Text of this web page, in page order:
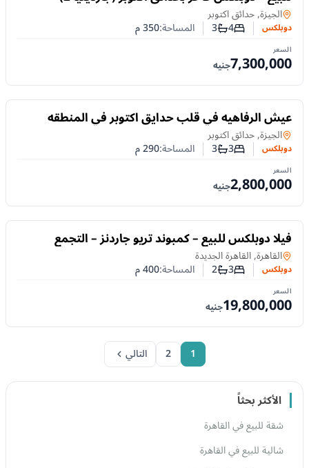
دوبلكسفي
الجيزة, حدائق اكتوبر
دوبلكس عدد غرف النوم
4عدد الحمامات
3 المساحة:350م
السعر
7,300,000جنيه
للبيع
عيش الرفاهيه في قلب حدايق اكتوبر في المنطقه
السياحيه
دوبلكسفي
الجيزة, حدائق اكتوبر
دوبلكس عدد غرف النوم
3عدد الحمامات
3 المساحة:290م
السعر
2,800,000جنيه
للبيع
فيلا دوبلكس للبيع – كمبوند تريو جاردنز – التجمع
الخامس
دوبلكس في
القاهرة, القاهرة الجديدة
دوبلكس عدد غرف النوم
3عدد الحمامات
2 المساحة:400م
السعر
19,800,000جنيه
1
2 التالي
الأكثر بحثاً
شقة للبيع في القاهرة
شالية للبيع في القاهرة